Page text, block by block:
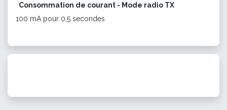
Consommation de courant - Mode radio TX
100 mA pour 0,5 secondes